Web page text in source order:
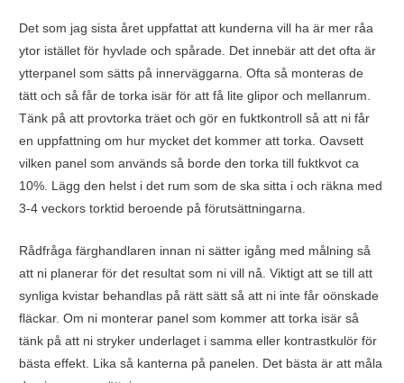
Det som jag sista året uppfattat att kunderna vill ha är mer råa
ytor istället för hyvlade och spårade. Det innebär att det ofta är
ytterpanel som sätts på innerväggarna. Ofta så monteras de
tätt och så får de torka isär för att få lite glipor och mellanrum.
Tänk på att provtorka träet och gör en fuktkontroll så att ni får
en uppfattning om hur mycket det kommer att torka. Oavsett
vilken panel som används så borde den torka till fuktkvot ca
10%. Lägg den helst i det rum som de ska sitta i och räkna med
3-4 veckors torktid beroende på förutsättningarna.
Rådfråga färghandlaren innan ni sätter igång med målning så
att ni planerar för det resultat som ni vill nå. Viktigt att se till att
synliga kvistar behandlas på rätt sätt så att ni inte får oönskade
fläckar. Om ni monterar panel som kommer att torka isär så
tänk på att ni stryker underlaget i samma eller kontrastkulör för
bästa effekt. Lika så kanterna på panelen. Det bästa är att måla